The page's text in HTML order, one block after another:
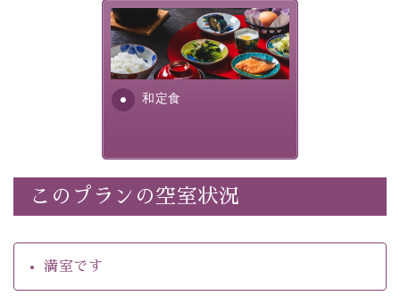
・環境に配慮したアメニティをご用意
・館内フリーWi-Fi
・チェックイン15時、チェックアウト10時
いう昔の暦による料理表現）
・朝食はこだわりの味噌汁をはじめとした和定食
【温泉】
自家源泉「美翠源泉」は酸化の進みが遅く新鮮で若返り
和定食
さっぱりとした和食膳に使わ
れる食材は、諏訪の名産品を
ふんだんに取り入れ、安心・
安全を心掛けた長野県産...
このプランの空室状況
満室です